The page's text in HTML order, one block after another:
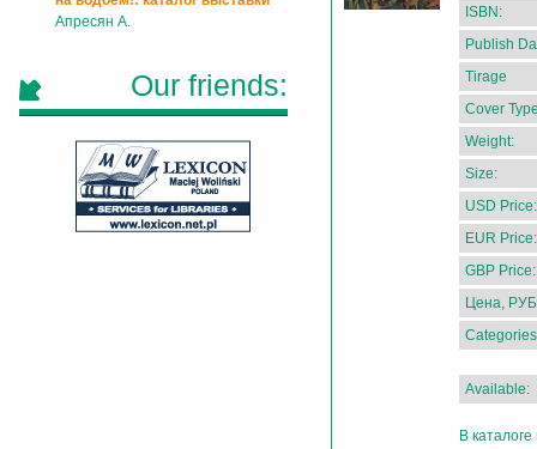
ISBN:
Publish
Tirage
Cover
Weight:
Size:
USD Price:
EUR Price:
GBP Price:
Цена,
Available:
В
Апресян А.
Our friends: